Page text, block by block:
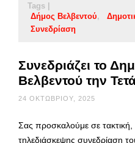
Tags |
Δήμος Βελβεντού
Συνεδρίαση
Συνεδριάζει το
Βελβεντού την
24 ΟΚΤΩΒΡΊΟΥ, 2025
Σας προσκαλούμε σε
τηλεδιάσκεψης συνεδρίαση